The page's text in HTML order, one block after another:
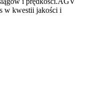
w kwestii jakości i